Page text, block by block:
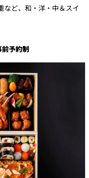
など、和・洋・中＆スイ
予約制